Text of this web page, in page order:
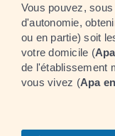
Vous pouvez,
d'autonomie,
ou en partie) soit
votre domicile (
de l'établissement
vous vivez (Apa